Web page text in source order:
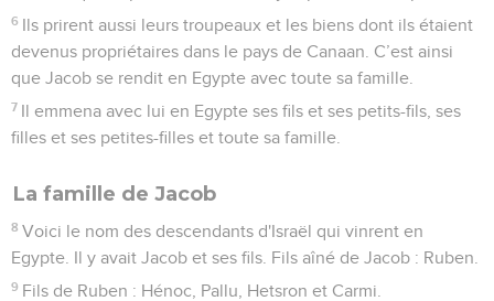
6 Ils prirent aussi leurs troupeaux et les biens dont ils étaient
devenus propriétaires dans le pays de Canaan. C’est ainsi
que Jacob se rendit en Egypte avec toute sa famille.
7 Il emmena avec lui en Egypte ses fils et ses petits-fils, ses
filles et ses petites-filles et toute sa famille.
La famille de Jacob
8 Voici le nom des descendants d'Israël qui vinrent en
Egypte. Il y avait Jacob et ses fils. Fils aîné de Jacob : Ruben.
9 Fils de Ruben : Hénoc, Pallu, Hetsron et Carmi.